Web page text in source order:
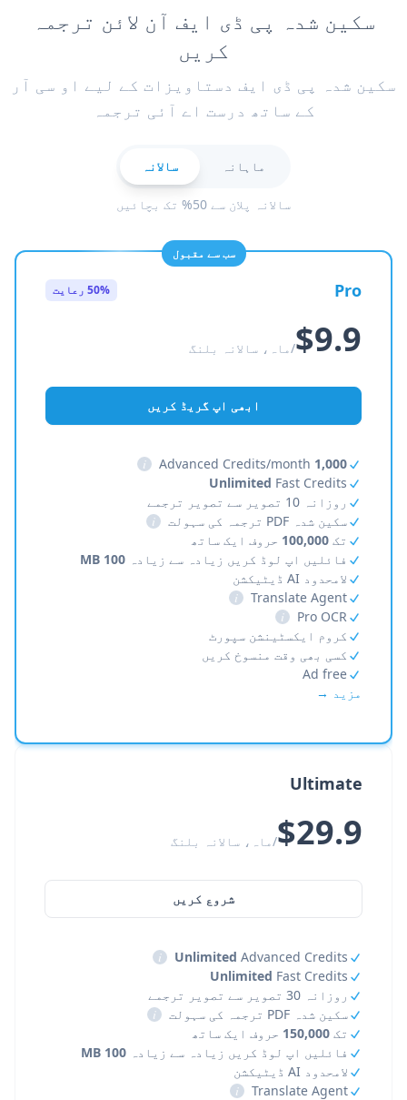
سکین شدہ پی ڈی ایف آن لائن ترجمہ
کریں
سکین شدہ پی ڈی ایف دستاویزات کے لیے او سی آر
کے ساتھ درست اے آئی ترجمہ
ماہانہ سالانہ
سالانہ پلان سے 50% تک بچائیں
سب سے مقبول
Pro 50% رعایت
$9.9/ماہ، سالانہ بلنگ
ابھی اپ گریڈ کریں
1,000
i
Unlimited Fast Credits
روزانہ 10 تصویر سے تصویر ترجمے
سکین شدہ PDF ترجمہ کی سہولت
i
تک 100,000 حروف ایک ساتھ
فائلیں اپ لوڈ کریں زیادہ سے زیادہ 100 MB
لامحدود AI ڈیٹیکشن
Translate Agent
i
Pro OCR
i
کروم ایکسٹینشن سپورٹ
کسی بھی وقت منسوخ کریں
Ad free
مزید →
Ultimate
$29.9/ماہ، سالانہ بلنگ
شروع کریں
Unlimited Advanced Credits
i
Unlimited Fast Credits
روزانہ 30 تصویر سے تصویر ترجمے
سکین شدہ PDF ترجمہ کی سہولت
i
تک 150,000 حروف ایک ساتھ
فائلیں اپ لوڈ کریں زیادہ سے زیادہ 100 MB
لامحدود AI ڈیٹیکشن
Translate Agent
i